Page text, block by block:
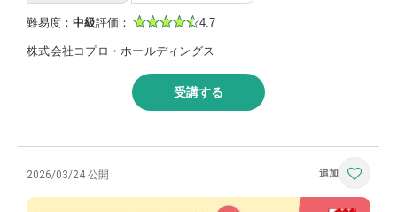
難易度： 中級評価： 4.7
株式会社コプロ・ホールディングス
受講する
2026/03/24 公開